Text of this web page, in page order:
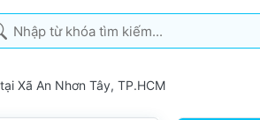
từ khóa tìm kiếm. Kết quả sẽ tự động
Xã An Nhơn Tây, TP.HCM